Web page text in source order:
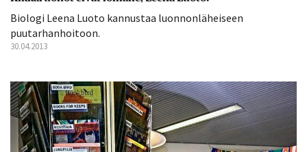
Biologi Leena Luoto kannustaa luonnonläheiseen
puutarhanhoitoon.
30.04.2013